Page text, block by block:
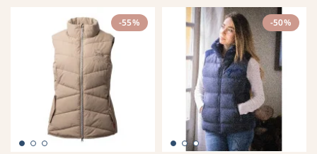
-55% -50%